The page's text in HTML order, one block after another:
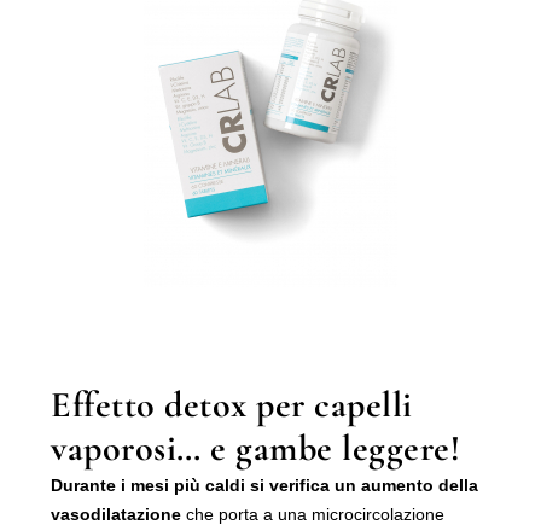
Effetto detox per capelli
vaporosi… e gambe leggere!
Durante i mesi più caldi si verifica un aumento della
vasodilatazione che porta a una microcircolazione